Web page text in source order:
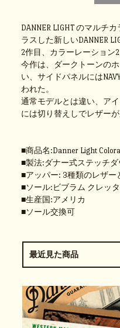
DANNER LIGHT のマルチ
ラスした新しいDANNER
2作目、カラーレーション2
今作は、ダークトーンの
い、サイドパネルには
われた。
通常モデルとは違い、ア
には切り替えしでレザーが
■商品名:Danner Light
■製法:ダナー式ステッチダ
■アッパー: 3種類のレザー
■ソール:ビブラム クレッ
■生産国:アメリカ
■ソール交換可
最近見た商品